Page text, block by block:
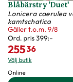
Blåbärstry 'Duet'
Lonicera caerulea
kamtschatica
Gäller t.o.m. 9/8
Ord. pris399:-
25536
Välj butik
Online